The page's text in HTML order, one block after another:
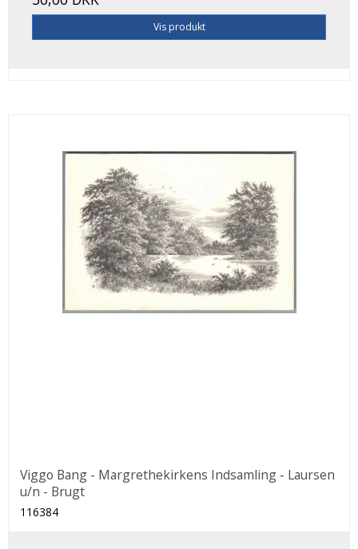
Vis produkt
Viggo Bang - Margrethekirkens Indsamling - Laursen
u/n - Brugt
116384